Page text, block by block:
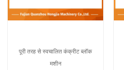
पूरी तरह से स्वचालित कंक्रीट ब्लॉक
मशीन